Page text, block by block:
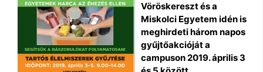
Vöröskereszt és a
Miskolci Egyetem idén is
meghirdeti három napos
gyűjtőakcióját a
campuson 2019. április 3